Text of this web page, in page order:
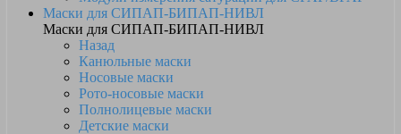
Маски для СИПАП-БИПАП-НИВЛ
Маски для СИПАП-БИПАП-НИВЛ
Назад
Канюльные маски
Носовые маски
Рото-носовые маски
Полнолицевые маски
Детские маски